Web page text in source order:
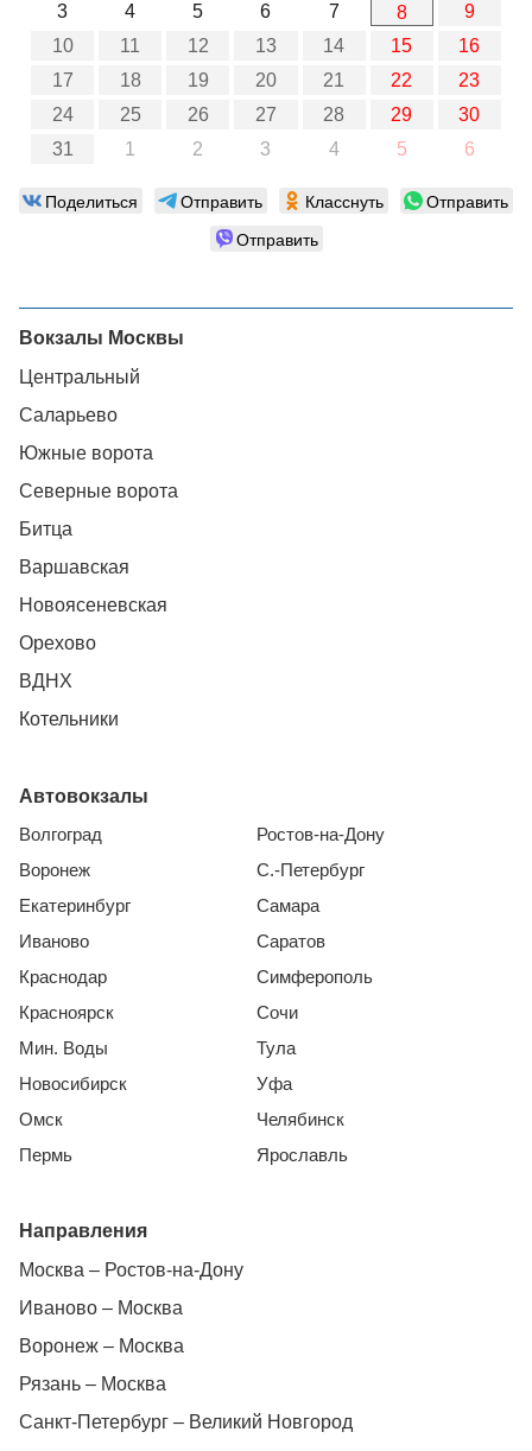
3
4 5 6 7 8
9
10
11 12 13 14 15
16
17
18 19 20 21 22
23
24
25 26 27 28 29
30
31
1 2 3 4 5 6
Поделиться Отправить Класснуть
Отправить
Отправить
Вокзалы Москвы
Центральный
Саларьево
Южные ворота
Северные ворота
Битца
Варшавская
Новоясеневская
Орехово
ВДНХ
Котельники
Автовокзалы
Волгоград
Воронеж
Екатеринбург
Иваново
Краснодар
Красноярск
Мин. Воды
Новосибирск
Омск
Пермь
Ростов-на-Дону
С.-Петербург
Самара
Саратов
Симферополь
Сочи
Тула
Уфа
Челябинск
Ярославль
Направления
Москва – Ростов-на-Дону
Иваново – Москва
Воронеж – Москва
Рязань – Москва
Санкт-Петербург – Великий Новгород